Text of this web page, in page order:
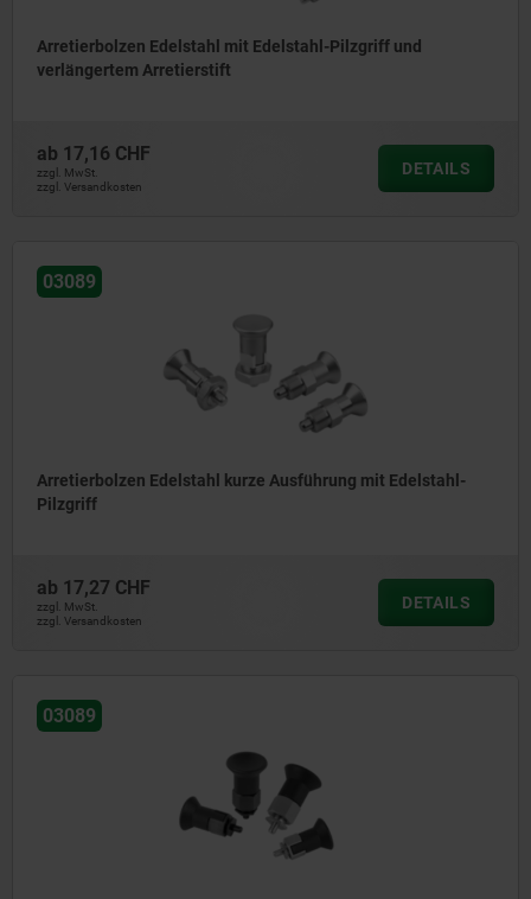
Arretierbolzen Edelstahl mit Edelstahl-Pilzgriff und
verlängertem Arretierstift
ab 17,16 CHF
zzgl. MwSt.
zzgl. Versandkosten
DETAILS
03089
Arretierbolzen Edelstahl kurze Ausführung mit Edelstahl-
Pilzgriff
ab 17,27 CHF
zzgl. MwSt.
zzgl. Versandkosten
DETAILS
03089